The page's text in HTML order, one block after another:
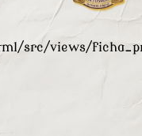
src/views/